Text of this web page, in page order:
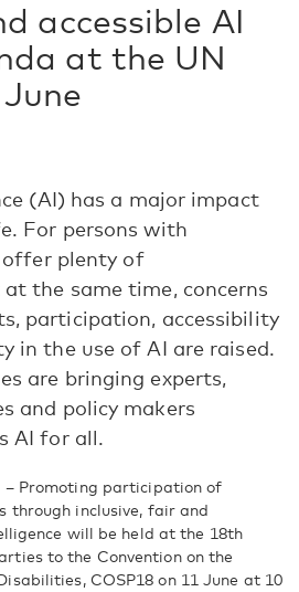
accessible AI
at the UN
(AI) has a major impact
For persons with
offer plenty of
the same time, concerns
participation, accessibility
in the use of AI are raised.
are bringing experts,
and policy makers
AI for all.
– Promoting participation of
through inclusive, fair and
will be held at the 18th
to the Convention on the
COSP18 on 11 June at 10